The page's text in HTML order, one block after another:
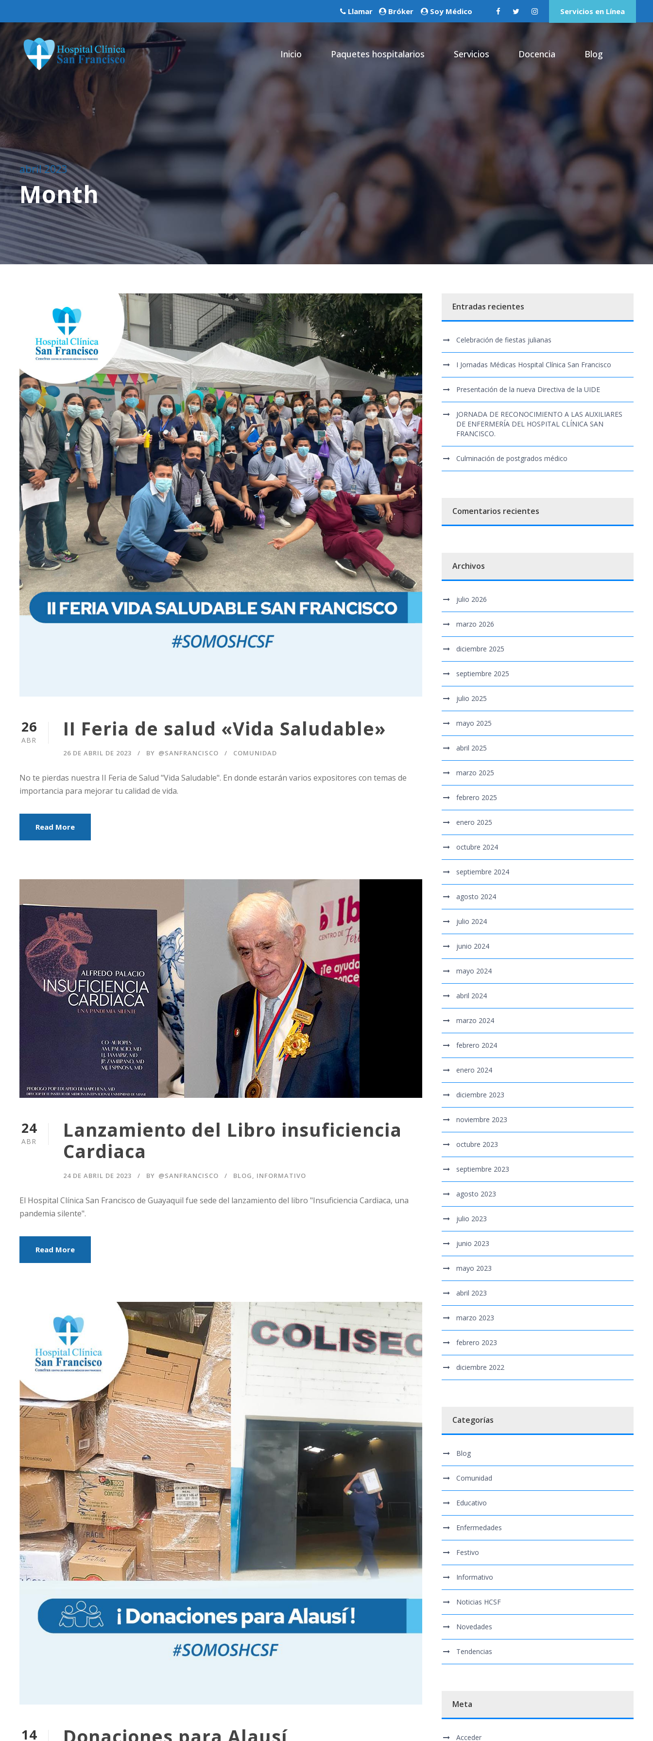
Llamar Bróker Soy Médico Servicios en Línea
Inicio Paquetes hospitalarios Servicios Docencia Blog
abril 2023
Month
26
ABR II Feria de salud «Vida Saludable»
26 DE ABRIL DE 2023 BY @SANFRANCISCO COMUNIDAD
No te pierdas nuestra II Feria de Salud "Vida Saludable". En donde estarán varios expositores con temas de
importancia para mejorar tu calidad de vida.
Read More
24
ABR
Lanzamiento del Libro insuficiencia
Cardiaca
24 DE ABRIL DE 2023 BY @SANFRANCISCO BLOG INFORMATIVO
El Hospital Clínica San Francisco de Guayaquil fue sede del lanzamiento del libro "Insuficiencia Cardiaca, una
pandemia silente".
Read More
14
Entradas recientes
Celebración de fiestas julianas
I Jornadas Médicas Hospital Clínica San Francisco
Presentación de la nueva Directiva de la UIDE
JORNADA DE RECONOCIMIENTO A LAS AUXILIARES
DE ENFERMERÍA DEL HOSPITAL CLÍNICA SAN
FRANCISCO.
Culminación de postgrados médico
Comentarios recientes
Archivos
julio 2026
marzo 2026
diciembre 2025
septiembre 2025
julio 2025
mayo 2025
abril 2025
marzo 2025
febrero 2025
enero 2025
octubre 2024
septiembre 2024
agosto 2024
julio 2024
junio 2024
mayo 2024
abril 2024
marzo 2024
febrero 2024
enero 2024
diciembre 2023
noviembre 2023
octubre 2023
septiembre 2023
agosto 2023
julio 2023
junio 2023
mayo 2023
abril 2023
marzo 2023
febrero 2023
diciembre 2022
Categorías
Blog
Comunidad
Educativo
Enfermedades
Festivo
Informativo
Noticias HCSF
Novedades
Tendencias
Meta
Acceder